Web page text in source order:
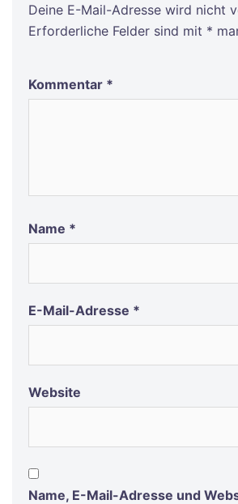
Deine E-Mail-Adresse wird nicht
Erforderliche Felder sind mit *
Kommentar *
Name *
E-Mail-Adresse *
Website
Name, E-Mail-Adresse und